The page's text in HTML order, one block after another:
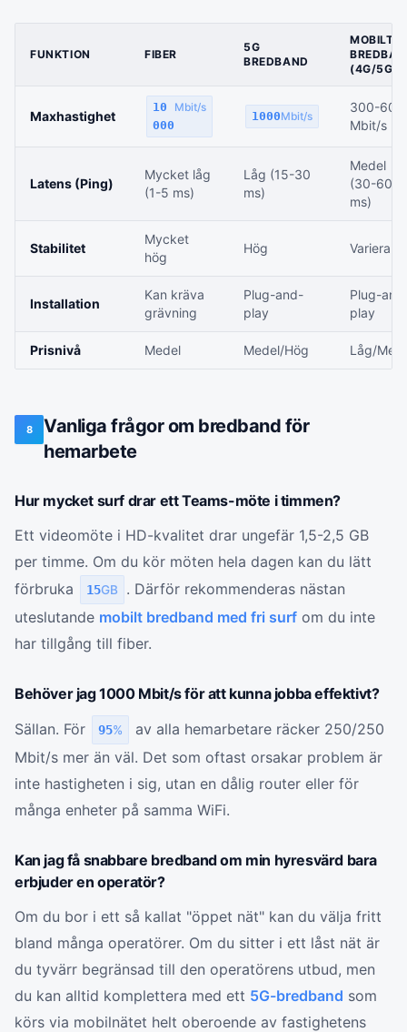
FUNKTION FIBER
5G
BREDBAND
MOBILT
(4G/5G)
Maxhastighet
10
000
Mbit/s
1000Mbit/s
300-600
Mbit/s
Latens (Ping)
Mycket låg
(1-5 ms)
Låg (15-30
ms)
Medel
(30-60
ms)
Stabilitet
Mycket
hög
Hög
Installation
Kan kräva
grävning
Plug-and-
play
Plug-
play
Prisnivå Medel Medel/Hög Låg/
8
Vanliga frågor om bredband för
hemarbete
Hur mycket surf drar ett Teams-möte i timmen?
Ett videomöte i HD-kvalitet drar ungefär 1,5-2,5 GB
per timme. Om du kör möten hela dagen kan du lätt
förbruka
15GB
. Därför rekommenderas nästan
uteslutande mobilt bredband med fri surf om du inte
har tillgång till fiber.
Behöver jag 1000 Mbit/s för att kunna jobba effektivt?
Sällan. För
95%
av alla hemarbetare räcker 250/250
Mbit/s mer än väl. Det som oftast orsakar problem är
inte hastigheten i sig, utan en dålig router eller för
många enheter på samma WiFi.
Kan jag få snabbare bredband om min hyresvärd bara
erbjuder en operatör?
Om du bor i ett så kallat "öppet nät" kan du välja fritt
bland många operatörer. Om du sitter i ett låst nät är
du tyvärr begränsad till den operatörens utbud, men
du kan alltid komplettera med ett 5G-bredband som
körs via mobilnätet helt oberoende av fastighetens